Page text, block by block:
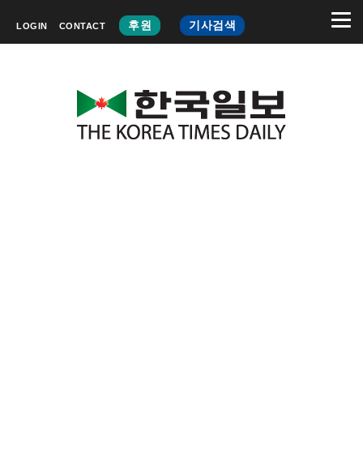
LOGIN CONTACT 후원 기사검색